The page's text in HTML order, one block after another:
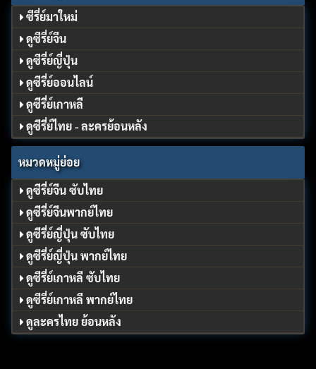
ซีรี่ย์มาใหม่
ดูซีรี่ย์จีน
ดูซีรี่ย์ญี่ปุ่น
ดูซีรี่ย์ออนไลน์
ดูซีรี่ย์เกาหลี
ดูซีรี่ย์ไทย - ละครย้อนหลัง
หมวดหมู่ย่อย
ดูซีรี่ย์จีน ซับไทย
ดูซีรี่ย์จีนพากย์ไทย
ดูซีรี่ย์ญี่ปุ่น ซับไทย
ดูซีรี่ย์ญี่ปุ่น พากย์ไทย
ดูซีรี่ย์เกาหลี ซับไทย
ดูซีรี่ย์เกาหลี พากย์ไทย
ดูละครไทย ย้อนหลัง